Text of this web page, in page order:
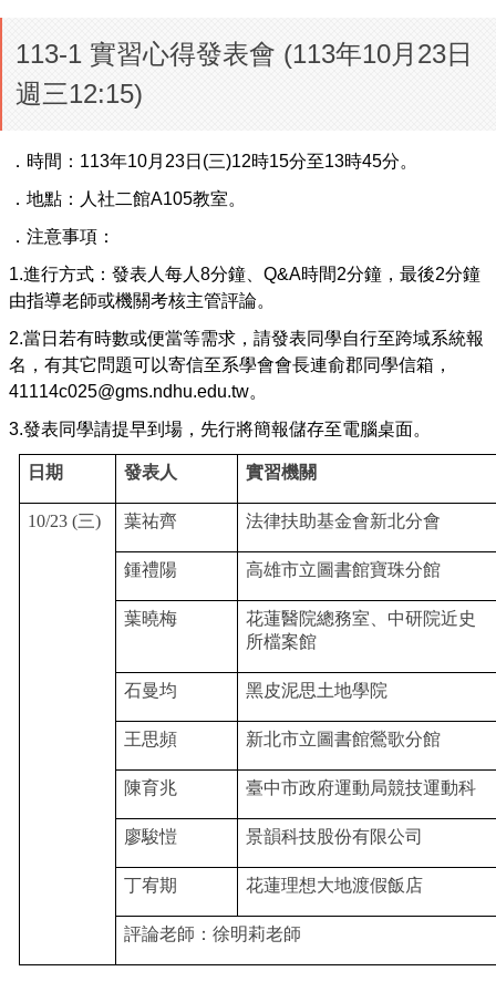
113-1 實習心得發表會 (113年10月23日
週三12:15)
．時間：113年10月23日(三)12時15分至13時45分。
．地點：人社二館A105教室。
．注意事項：
1.進行方式：發表人每人8分鐘、Q&A時間2分鐘，最後2分鐘
由指導老師或機關考核主管評論。
2.當日若有時數或便當等需求 ， 請發表同學自行至跨域系統報
名 ， 有其它 問題可以寄信至系學會會長連俞郡同學信箱 ，
41114c025@gms.ndhu.edu.tw。
3.發表同學請提早到場，先行將簡報儲存至電腦桌面。
日期 發表人 實習機關
10/23 (三) 葉祐齊 法律扶助基金會新北分會
鍾禮陽 高雄市立圖書館寶珠分館
葉曉梅
花蓮醫院總務室、中研院近史
所檔案館
石曼均 黑皮泥思土地學院
王思頻 新北市立圖書館鶯歌分館
陳育兆 臺中市政府運動局競技運動科
廖駿愷 景韻科技股份有限公司
丁宥期 花蓮理想大地渡假飯店
評論老師：徐明莉老師